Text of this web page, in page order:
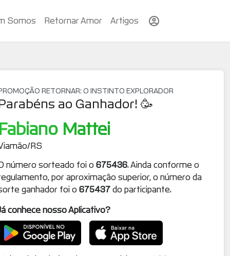
Somos Retornar Amor Artigos
RETORNAR: O INSTINTO EXPLORADOR
ao Ganhador! 🥳
Fabiano Mattei
RS
número sorteado foi o675436. Ainda conforme o
por aproximação superior, o número da
ganhador foi o675437do participante.
conhece nosso Aplicativo?